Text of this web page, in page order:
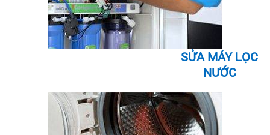
SỬA MÁY LỌC
NƯỚC